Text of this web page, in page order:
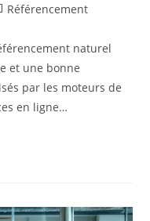
Référencement
naturel
et une bonne
par les moteurs de
en ligne…